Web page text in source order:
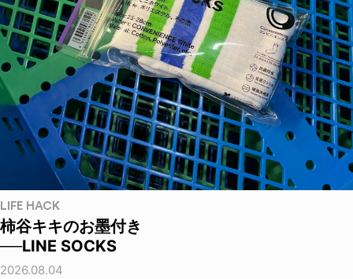
LIFE HACK
柿谷キキのお墨付き
──LINE SOCKS
2026.08.04